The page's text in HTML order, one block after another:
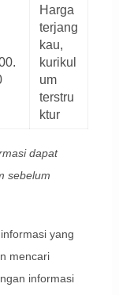
Harga
terjang
kau,
kurikul
um
terstru
ktur
dapat
sebelum
yang
mencari
informasi